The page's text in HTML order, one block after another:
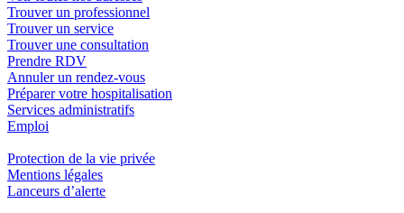
Trouver un professionnel
Trouver un service
Trouver une consultation
Prendre RDV
Annuler un rendez-vous
Préparer votre hospitalisation
Services administratifs
Emploi​
Protection de la vie privée
Mentions légales
Lanceurs d’alerte